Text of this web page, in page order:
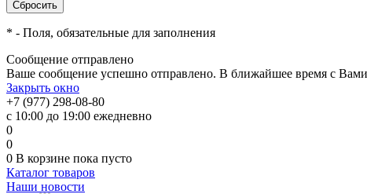
* - Поля, обязательные для заполнения
Сообщение отправлено
Ваше сообщение успешно отправлено. В ближайшее время с
Закрыть окно
+7 (977) 298-08-80
с 10:00 до 19:00 ежедневно
0
0
0 В корзине пока пусто
Каталог товаров
Наши новости